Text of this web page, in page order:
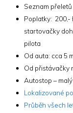
Seznam přeletů
Poplatky: 200,-
startovačky
pilota
Od auta: cca 5
Od přistávačky
Autostop –
Lokalizované
Průběh všech